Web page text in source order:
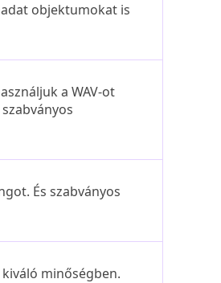
objektumokat is
a WAV-ot
És szabványos
minőségben.